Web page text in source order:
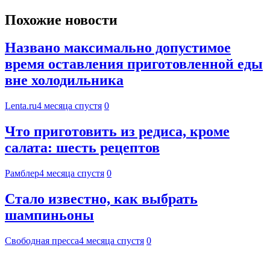
Похожие новости
Названо максимально допустимое
время оставления приготовленной еды
вне холодильника
Lenta.ru4 месяца спустя 0
Что приготовить из редиса, кроме
салата: шесть рецептов
Рамблер4 месяца спустя 0
Стало известно, как выбрать
шампиньоны
Свободная пресса4 месяца спустя 0